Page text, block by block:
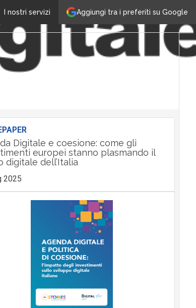
Aggiungi tra i preferiti su Google
I nostri servizi
Digitale e coesione: come gli
europei stanno plasmando il
digitale dell’Italia
2025